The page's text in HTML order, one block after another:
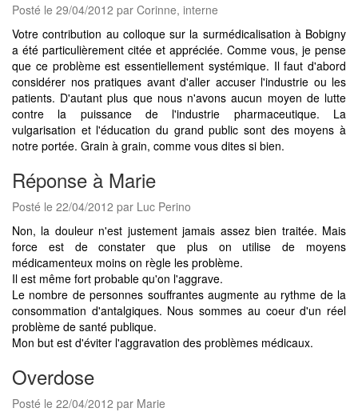
Posté le 29/04/2012 par Corinne, interne
Votre contribution au colloque sur la surmédicalisation à Bobigny
a été particulièrement citée et appréciée. Comme vous, je pense
que ce problème est essentiellement systémique. Il faut d'abord
considérer nos pratiques avant d'aller accuser l'industrie ou les
patients. D'autant plus que nous n'avons aucun moyen de lutte
contre la puissance de l'industrie pharmaceutique. La
vulgarisation et l'éducation du grand public sont des moyens à
notre portée. Grain à grain, comme vous dites si bien.
Réponse à Marie
Posté le 22/04/2012 par Luc Perino
Non, la douleur n'est justement jamais assez bien traitée. Mais
force est de constater que plus on utilise de moyens
médicamenteux moins on règle les problème.
Il est même fort probable qu'on l'aggrave.
Le nombre de personnes souffrantes augmente au rythme de la
consommation d'antalgiques. Nous sommes au coeur d'un réel
problème de santé publique.
Mon but est d'éviter l'aggravation des problèmes médicaux.
Overdose
Posté le 22/04/2012 par Marie